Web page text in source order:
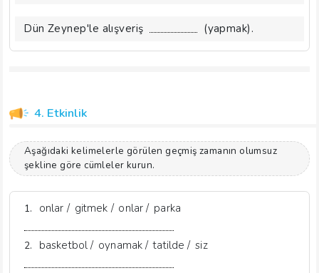
Dün Zeynep'le alışveriş (yapmak).
4. Etkinlik
Aşağıdaki kelimelerle görülen geçmiş zamanın olumsuz
şekline göre cümleler kurun.
1. onlar / gitmek / onlar / parka
2. basketbol / oynamak / tatilde / siz